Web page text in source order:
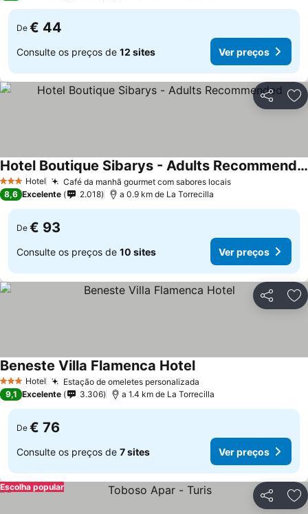
De € 44
Consulte os preços de 12 sites Ver preços
Partilhar
3 EstrelasHotel Café da manhã gourmet com sabores locais
Hotel Boutique Sibarys - Adults Recommended
8,6 Excelente 2.018 a 0.9 km de La Torrecilla
De € 93
Consulte os preços de 10 sites Ver preços
Partilhar
3 EstrelasHotel Estação de omeletes personalizada
Beneste Villa Flamenca Hotel
9,1 Excelente 3.306 a 1.4 km de La Torrecilla
De € 76
Consulte os preços de 7 sites Ver preços
Partilhar
Escolha popular